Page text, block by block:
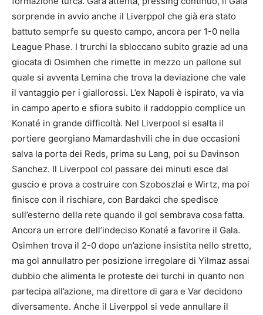
sorprende in avvio anche il Liverppol che già era stato
battuto semprfe su questo campo, ancora per 1-0 nella
League Phase. I trurchi la sbloccano subito grazie ad una
giocata di Osimhen che rimette in mezzo un pallone sul
quale si avventa Lemina che trova la deviazione che vale
il vantaggio per i giallorossi. L’ex Napoli è ispirato, va via
in campo aperto e sfiora subito il raddoppio complice un
Konaté in grande difficoltà. Nel Liverpool si esalta il
portiere georgiano Mamardashvili che in due occasioni
salva la porta dei Reds, prima su Lang, poi su Davinson
Sanchez. Il Liverpool col passare dei minuti esce dal
guscio e prova a costruire con Szoboszlai e Wirtz, ma poi
finisce con il rischiare, con Bardakci che spedisce
sull’esterno della rete quando il gol sembrava cosa fatta.
Ancora un errore dell’indeciso Konaté a favorire il Gala.
Osimhen trova il 2-0 dopo un’azione insistita nello stretto,
ma gol annullatro per posizione irregolare di Yilmaz assai
dubbio che alimenta le proteste dei turchi in quanto non
partecipa all’azione, ma direttore di gara e Var decidono
diversamente. Anche il Liverppol si vede annullare il